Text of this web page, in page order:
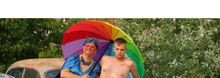
slajdu
1
slajdu
2
slajdu
3
slajdu
4